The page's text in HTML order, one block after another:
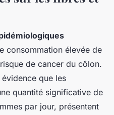
consommation élevée de
de cancer du côlon.
que les
quantité significative de
par jour, présentent